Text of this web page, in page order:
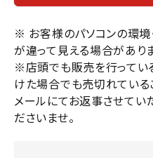
※ お客様のパソコンの環
が違って見える場合があり
※店頭でも販売を行ってい
けた場合でも売切れている
メールにてお返事させてい
ださいませ。